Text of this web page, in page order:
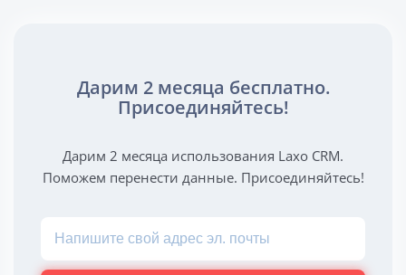
Дарим 2 месяца бесплатно.
Присоединяйтесь!
Дарим 2 месяца использования Laxo CRM.
Поможем перенести данные. Присоединяйтесь!